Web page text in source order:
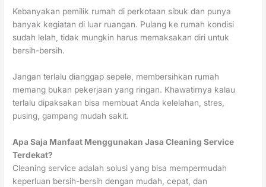
Kebanyakan pemilik rumah di perkotaan sibuk dan punya
banyak kegiatan di luar ruangan. Pulang ke rumah kondisi
sudah lelah, tidak mungkin harus memaksakan diri untuk
bersih-bersih.
Jangan terlalu dianggap sepele, membersihkan rumah
memang bukan pekerjaan yang ringan. Khawatirnya kalau
terlalu dipaksakan bisa membuat Anda kelelahan, stres,
pusing, gampang mudah sakit.
Apa Saja Manfaat Menggunakan Jasa Cleaning Service
Terdekat?
Cleaning service adalah solusi yang bisa mempermudah
keperluan bersih-bersih dengan mudah, cepat, dan